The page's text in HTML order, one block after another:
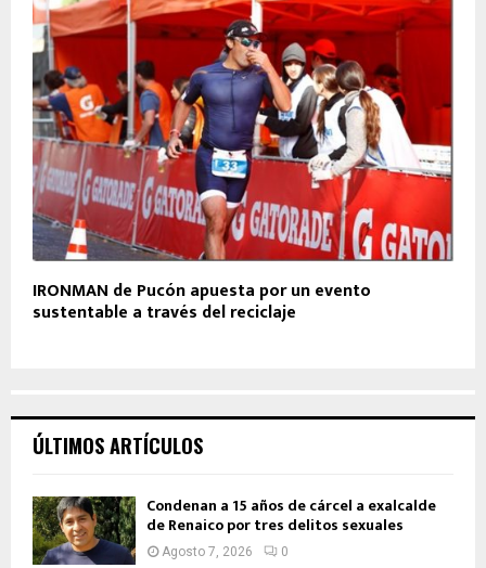
IRONMAN de Pucón apuesta por un evento
sustentable a través del reciclaje
ÚLTIMOS ARTÍCULOS
Condenan a 15 años de cárcel a exalcalde
de Renaico por tres delitos sexuales
Agosto 7, 2026 0